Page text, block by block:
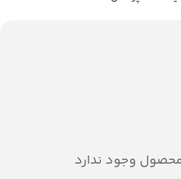
وجود ندارد